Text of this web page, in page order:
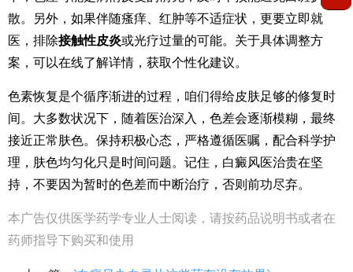
散。另外，如果伴随瘙痒、红肿等不适症状，更要立即就
医，排除接触性皮炎或光疗过量的可能。关于具体调整方
案，可以在线了解详情，获取个性化建议。
色素恢复是个循序渐进的过程，咱们得给皮肤足够的修复时
间。大多数状况下，随着医治深入，色差会逐渐模糊，最终
接近正常肤色。保持积极心态，严格遵循医嘱，配合科学护
理，肤色均匀化只是时间问题。记住，白癜风医治贵在坚
持，不要因为暂时的色差而中断治疗，否则前功尽弃。
本广告仅供医学药学专业人士阅读，请按药品说明书或者在
药师指导下购买和使用